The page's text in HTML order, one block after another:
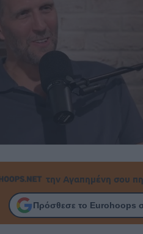
την Αγαπημένη σου
Πρόσθεσε το Eurohoops